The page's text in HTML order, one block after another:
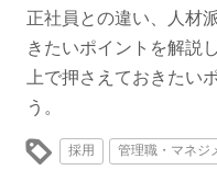
正社員との違い、人材
きたいポイントを解説
上で押さえておきたい
う。
採用 管理職・マネジ